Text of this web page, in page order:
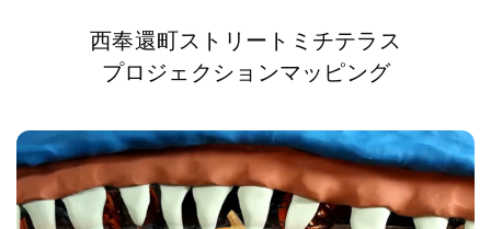
西奉還町ストリートミチテラス
プロジェクションマッピング